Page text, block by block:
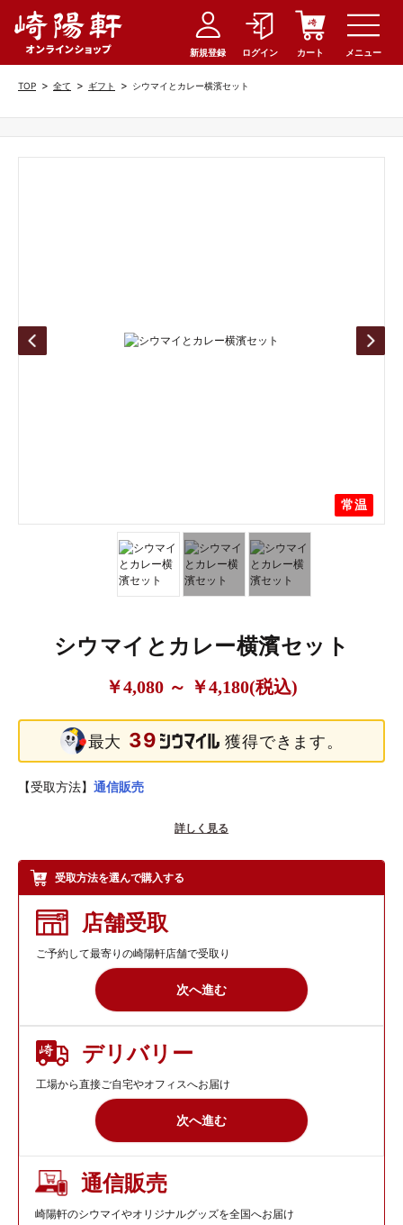
新規登録 ログイン カート メニュー
TOP > 全て > ギフト > シウマイとカレー横濱セット
常温
常温
常温
シウマイとカレー横濱セット
￥4,080 ～ ￥4,180(税込)
最大 39 獲得できます。
【受取方法】 通信販売
横浜名物シウマイと、オーブンで焼き上げたシウマイを本格的な
トです。
ギフト箱を使用した、贈り物にもぴったりな詰合せです。
プラス100円（税込）で包装対応もしておりますので、ご用途に
合わせてご選択ください。
ギフト箱やギフトセットのリニューアルについてくわしくは
※画像はイメージです。製品によりギフト箱のサイズ、形状、包
装方法が異なりますのでご注意ください。
詳しく見る
受取方法を選んで購入する
店舗受取
ご予約して最寄りの崎陽軒店舗で受取り
次へ進む
デリバリー
工場から直接ご自宅やオフィスへお届け
次へ進む
通信販売
崎陽軒のシウマイやオリジナルグッズを全国へお届け